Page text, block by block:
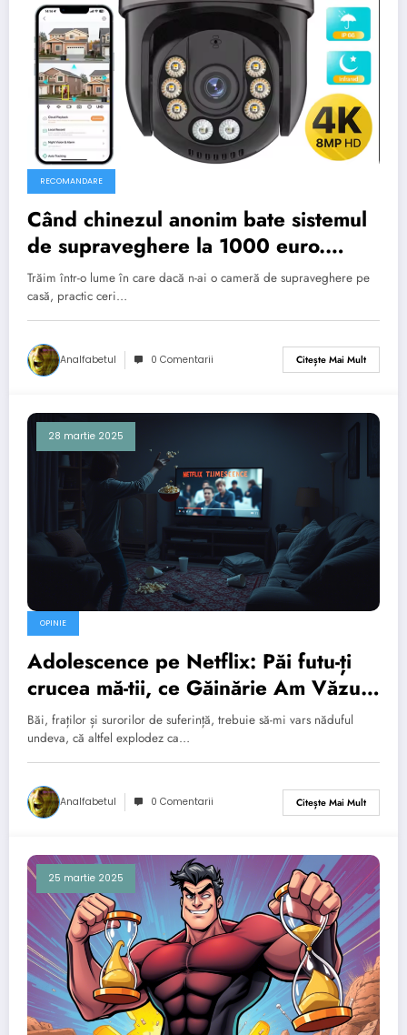
RECOMANDARE
Când chinezul anonim bate sistemul
de supraveghere la 1000 euro.
Testat pe pielea altora.
Trăim într-o lume în care dacă n-ai o cameră de supraveghere pe
casă, practic ceri…
Analfabetul 0 Comentarii Citește Mai Mult
28 martie 2025
OPINIE
Adolescence pe Netflix: Păi futu-ți
crucea mă-tii, ce Găinărie Am Văzut
Aseară!
Băi, fraților și surorilor de suferință, trebuie să-mi vars năduful
undeva, că altfel explodez ca…
Analfabetul 0 Comentarii Citește Mai Mult
25 martie 2025